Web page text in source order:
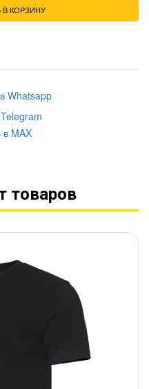
В КОРЗИНУ
Whatsapp
в MAX
товаров